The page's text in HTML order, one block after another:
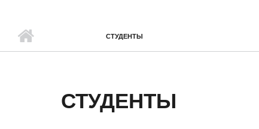
СТУДЕНТЫ
СТУДЕНТЫ